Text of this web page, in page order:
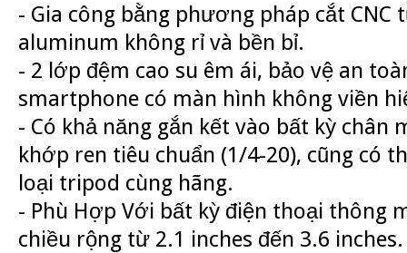
- Gia công bằng phương pháp cắt
aluminum không rỉ và bền bỉ.
- 2 lớp đệm cao su êm ái, bảo vệ an
smartphone có màn hình không viền
- Có khả năng gắn kết vào bất kỳ chân
khớp ren tiêu chuẩn (1/4-20), cũng có
loại tripod cùng hãng.
- Phù Hợp Với bất kỳ điện thoại thông
chiều rộng từ 2.1 inches đến 3.6 inches.